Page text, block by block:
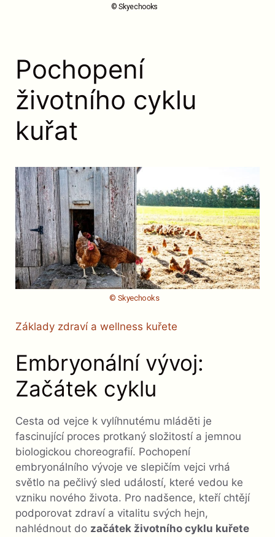
© Skyechooks
Pochopení
životního cyklu
kuřat
© Skyechooks
Základy zdraví a wellness kuřete
Embryonální vývoj:
Začátek cyklu
Cesta od vejce k vylíhnutému mláděti je
fascinující proces protkaný složitostí a jemnou
biologickou choreografií. Pochopení
embryonálního vývoje ve slepičím vejci vrhá
světlo na pečlivý sled událostí, které vedou ke
vzniku nového života. Pro nadšence, kteří chtějí
podporovat zdraví a vitalitu svých hejn,
nahlédnout do začátek životního cyklu kuřete